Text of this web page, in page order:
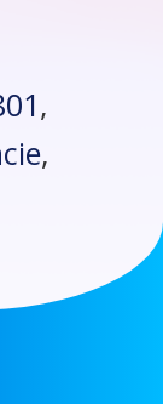
,
,